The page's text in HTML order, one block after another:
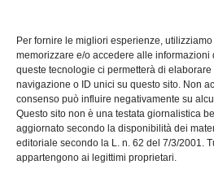
Per fornire le migliori esperienze,
memorizzare e/o accedere alle
queste tecnologie ci permetterà di
navigazione o ID unici su questo sito. Non
consenso può influire negativamente su
Questo sito non è una testata giornalistica
aggiornato secondo la disponibilità dei
editoriale secondo la L. n. 62 del 7/3/2001.
appartengono ai legittimi proprietari.
Software
guida pratica alla
efficace
LUG 17, 2026 ADMIN